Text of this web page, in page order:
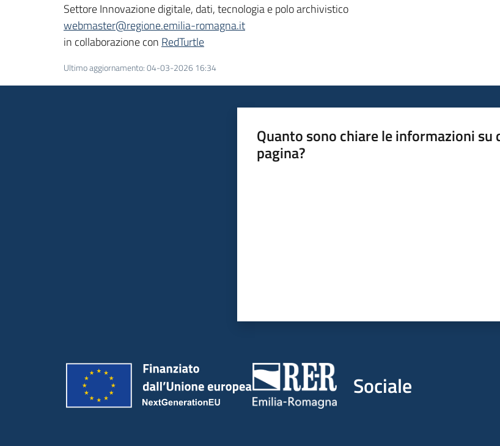
Settore Innovazione digitale, dati, tecnologia e polo archivistico
webmaster@regione.emilia-romagna.it
in collaborazione con RedTurtle
Ultimo aggiornamento:04-03-2026 16:34
Quanto sono chiare le informazioni su
pagina?
Sociale